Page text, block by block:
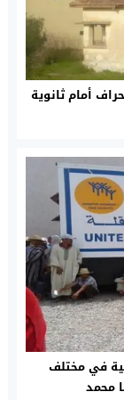
أمام ثانوية
طبية في مختلف
محمد